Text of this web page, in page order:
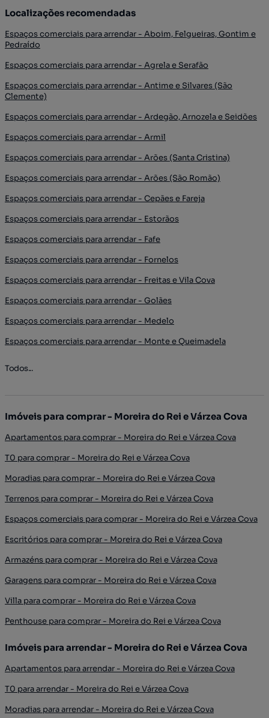
Localizações recomendadas
Espaços comerciais para arrendar - Aboim, Felgueiras, Gontim e
Pedraído
Espaços comerciais para arrendar - Agrela e Serafão
Espaços comerciais para arrendar - Antime e Silvares (São
Clemente)
Espaços comerciais para arrendar - Ardegão, Arnozela e Seidões
Espaços comerciais para arrendar - Armil
Espaços comerciais para arrendar - Arões (Santa Cristina)
Espaços comerciais para arrendar - Arões (São Romão)
Espaços comerciais para arrendar - Cepães e Fareja
Espaços comerciais para arrendar - Estorãos
Espaços comerciais para arrendar - Fafe
Espaços comerciais para arrendar - Fornelos
Espaços comerciais para arrendar - Freitas e Vila Cova
Espaços comerciais para arrendar - Golães
Espaços comerciais para arrendar - Medelo
Espaços comerciais para arrendar - Monte e Queimadela
Todos...
Imóveis para comprar - Moreira do Rei e Várzea Cova
Apartamentos para comprar - Moreira do Rei e Várzea Cova
T0 para comprar - Moreira do Rei e Várzea Cova
Moradias para comprar - Moreira do Rei e Várzea Cova
Terrenos para comprar - Moreira do Rei e Várzea Cova
Espaços comerciais para comprar - Moreira do Rei e Várzea Cova
Escritórios para comprar - Moreira do Rei e Várzea Cova
Armazéns para comprar - Moreira do Rei e Várzea Cova
Garagens para comprar - Moreira do Rei e Várzea Cova
Villa para comprar - Moreira do Rei e Várzea Cova
Penthouse para comprar - Moreira do Rei e Várzea Cova
Imóveis para arrendar - Moreira do Rei e Várzea Cova
Apartamentos para arrendar - Moreira do Rei e Várzea Cova
T0 para arrendar - Moreira do Rei e Várzea Cova
Moradias para arrendar - Moreira do Rei e Várzea Cova